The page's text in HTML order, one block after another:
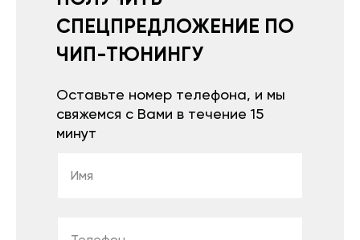
СПЕЦПРЕДЛОЖЕНИЕ ПО
ЧИП-ТЮНИНГУ
Оставьте номер телефона, и мы
свяжемся с Вами в течение 15
минут